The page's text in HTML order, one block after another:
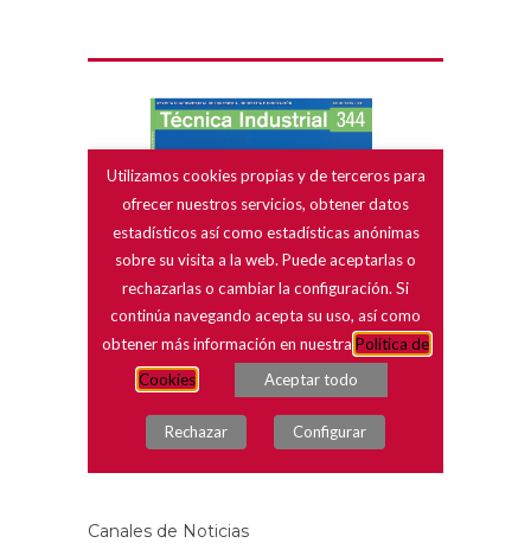
Canales de Noticias